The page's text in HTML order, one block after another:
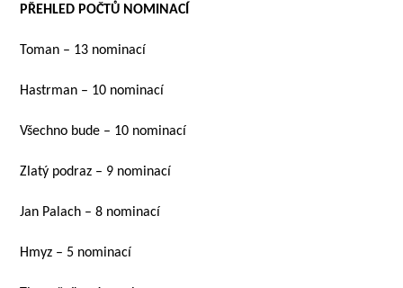
PŘEHLED POČTŮ NOMINACÍ
Toman – 13 nominací
Hastrman – 10 nominací
Všechno bude – 10 nominací
Zlatý podraz – 9 nominací
Jan Palach – 8 nominací
Hmyz – 5 nominací